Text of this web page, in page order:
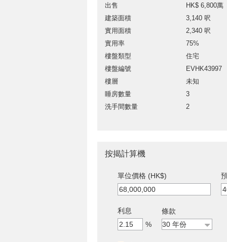
出售
HK$ 6,800萬
建築面積
3,140 呎
實用面積
2,340 呎
實用率
75%
樓盤類型
住宅
樓盤編號
EVHK43997
樓層
未知
睡房數量
3
洗手間數量
2
按揭計算機
單位價格 (HK$)
利息
%
條款